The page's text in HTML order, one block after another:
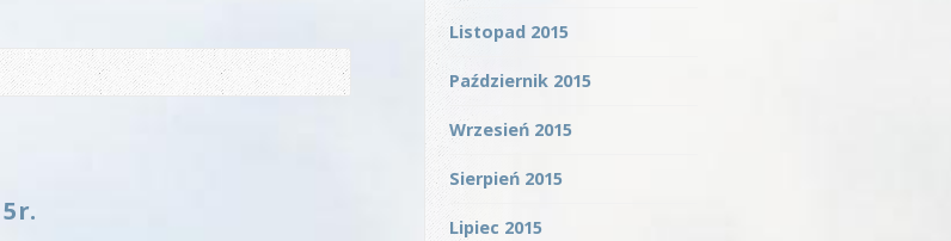
Listopad 2015
Październik 2015
Wrzesień 2015
Sierpień 2015
Lipiec 2015